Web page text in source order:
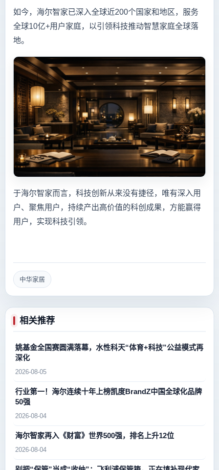
如今，海尔智家已深入全球近200个国家和地区，服务
全球10亿+用户家庭，以引领科技推动智慧家庭全球落
地。
于海尔智家而言，科技创新从来没有捷径，唯有深入用
户、聚焦用户，持续产出高价值的科创成果，方能赢得
用户，实现科技引领。
中华家居
相关推荐
姚基金全国赛圆满落幕，水性科天“体育+科技”公益模式再
深化
2026-08-05
行业第一！海尔连续十年上榜凯度BrandZ中国全球化品牌
50强
2026-08-04
海尔智家再入《财富》世界500强，排名上升12位
2026-08-04